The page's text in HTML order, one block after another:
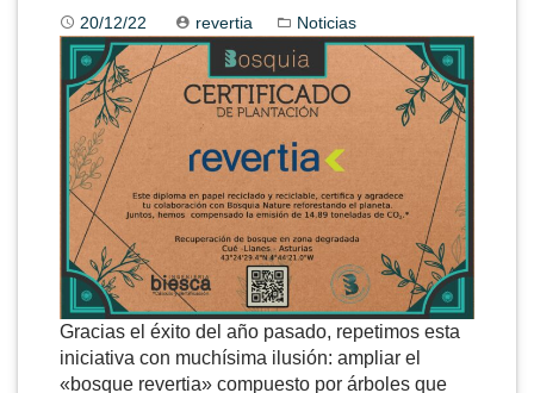
20/12/22 revertia Noticias
Gracias el éxito del año pasado, repetimos esta
iniciativa con muchísima ilusión: ampliar el
«bosque revertia» compuesto por árboles que